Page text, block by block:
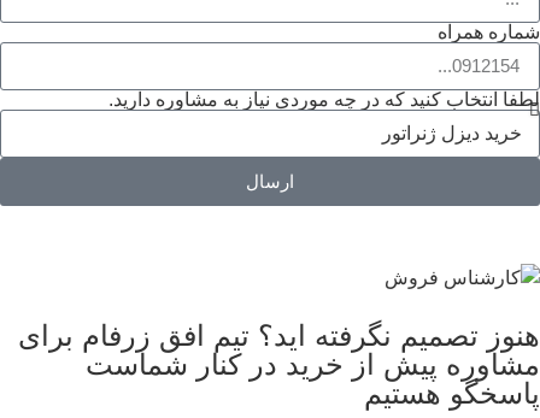
شماره همراه
لطفا انتخاب کنید که در چه موردی نیاز به مشاوره دارید.
ارسال
هنوز تصمیم نگرفته اید؟ تیم افق زرفام برای
مشاوره پیش از خرید در کنار شماست
پاسخگو هستیم